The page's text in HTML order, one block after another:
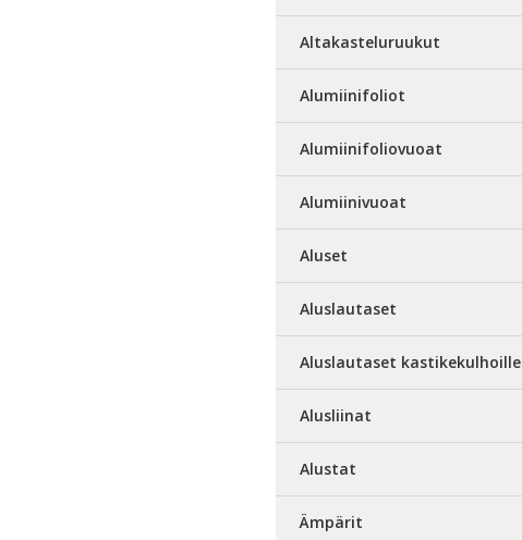
Altakasteluruukut
Alumiinifoliot
Alumiinifoliovuoat
Alumiinivuoat
Aluset
Aluslautaset
Aluslautaset kastikekulhoille
Alusliinat
Alustat
Ämpärit